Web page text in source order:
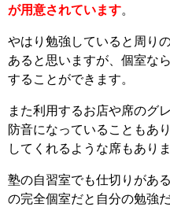
が用意されています。
やはり勉強していると周り
あると思いますが、個室な
することができます。
また利用するお店や席のグ
防音になっていることもあ
してくれるような席もありま
塾の自習室でも仕切りがあ
の完全個室だと自分の勉強